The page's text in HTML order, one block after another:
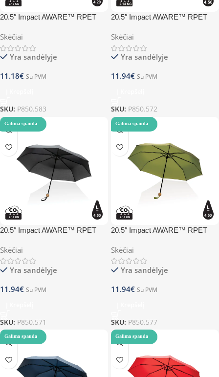
20.5″ Impact AWARE™ RPET
Skėčiai
Yra sandėlyje
11.18€ Su PVM
SKU: P850.583
20.5″ Impact AWARE™ RPET
umbrella – anthracite
Skėčiai
Yra sandėlyje
11.94€ Su PVM
SKU: P850.572
Galima spauda
20.5″ Impact AWARE™ RPET
umbrella – black
Skėčiai
Yra sandėlyje
11.94€ Su PVM
SKU: P850.571
Galima spauda
20.5″ Impact AWARE™ RPET
umbrella – green
Skėčiai
Yra sandėlyje
11.94€ Su PVM
SKU: P850.577
Galima spauda Galima spauda